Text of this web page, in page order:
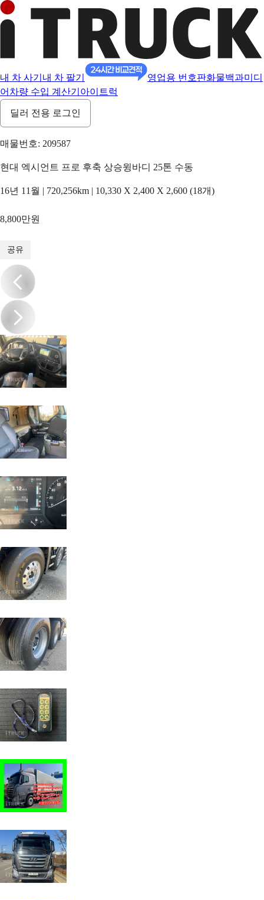
내 차 사기 내 차 팔기 영업용 번호판화물백과미디
어 차량 수입 계산기 아이트럭
딜러 전용 로그인
매물번호: 209587
현대 엑시언트 프로 후축 상승윙바디 25톤 수동
16년 11월 | 720,256km | 10,330 X 2,400 X 2,600 (18개)
8,800만원
공유
/20